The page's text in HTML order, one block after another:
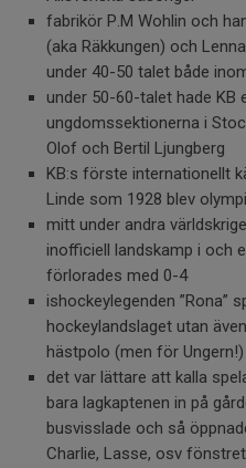
fabrikör P.M Wohlin och
(aka Räkkungen) och
under 40-50 talet både
under 50-60-talet hade KB
ungdomssektionerna i
Olof och Bertil Ljungberg
KB:s förste internationellt
Linde som 1928 blev
mitt under andra
inofficiell landskamp i och
förlorades med 0-4
ishockeylegenden ”Rona”
hockeylandslaget utan
hästpolo (men för Ungern!)
det var lättare att kalla
bara lagkaptenen in på
busvisslade och så
Charlie, Lasse, osv